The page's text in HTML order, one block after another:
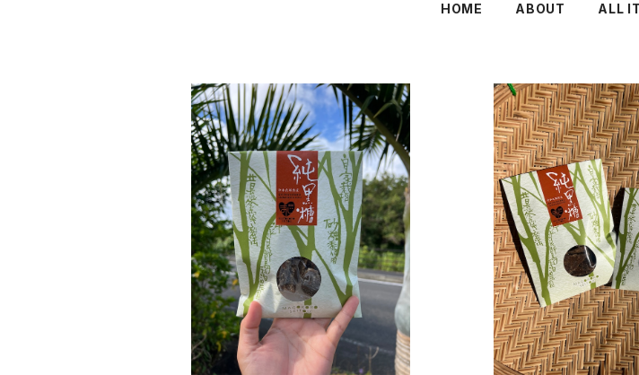
HOME ABOUT ALL
純黒糖 大(100g)
¥600
純黒糖 小
¥300